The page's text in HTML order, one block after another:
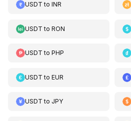
USDT to INR
USDT to RON
USDT to PHP
USDT to EUR
USDT to JPY